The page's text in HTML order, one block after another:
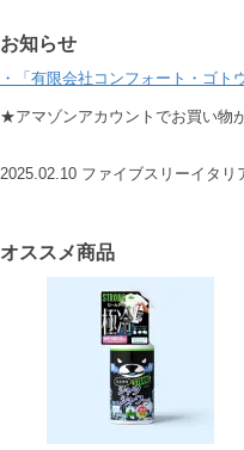
お知らせ
・「有限会社コンフォート・ゴト
★アマゾンアカウントでお買い物
2025.02.10 ファイブスリーイタ
オススメ商品